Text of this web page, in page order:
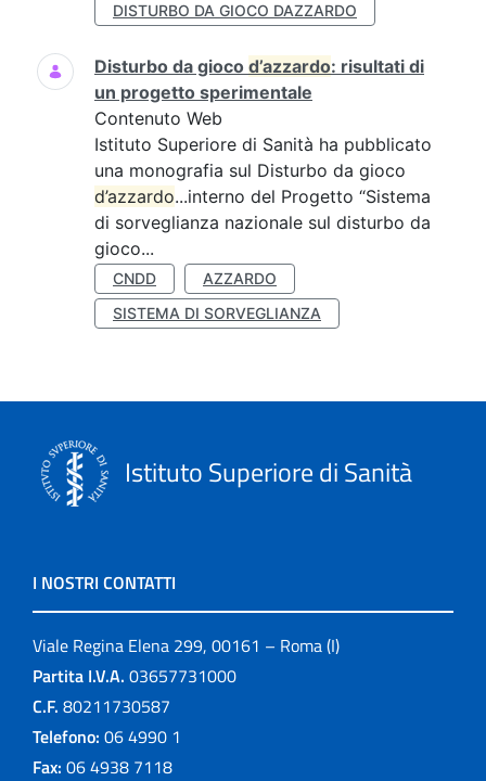
DISTURBO DA GIOCO DAZZARDO
Disturbo da gioco d’azzardo: risultati di
un progetto sperimentale
Contenuto Web
Istituto Superiore di Sanità ha pubblicato
una monografia sul Disturbo da gioco
d’azzardo...interno del Progetto “Sistema
di sorveglianza nazionale sul disturbo da
gioco...
CNDD
AZZARDO
SISTEMA DI SORVEGLIANZA
Istituto Superiore di Sanità
I NOSTRI CONTATTI
Viale Regina Elena 299, 00161 – Roma (I)
Partita I.V.A. 03657731000
C.F. 80211730587
Telefono: 06 4990 1
Fax: 06 4938 7118